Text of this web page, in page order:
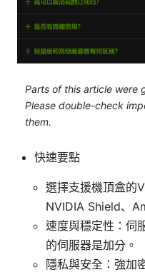
Parts of this article were
Please double-check
them.
快速要點
選擇支援機頂盒的
NVIDIA Shield、
速度與穩定性：伺
的伺服器是加分。
隱私與安全：強加